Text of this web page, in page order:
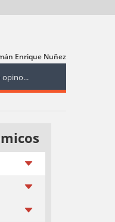
Enrique Nuñez
opino...